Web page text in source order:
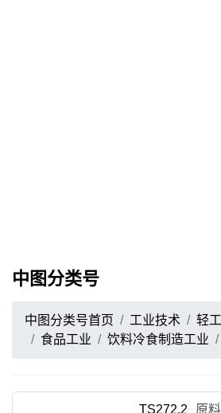
中图分类号
中图分类号首页 工业技术
轻
食品工业
饮料冷食制造工业
TS272.2 原料